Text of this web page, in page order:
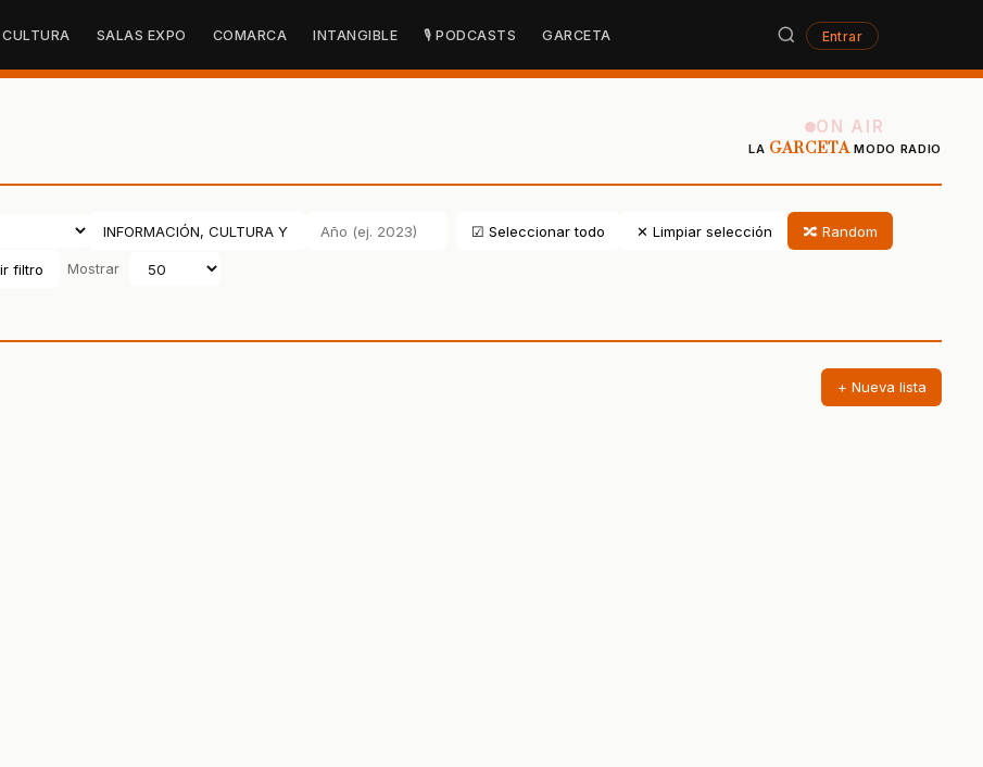
CULTURA SALAS EXPO COMARCA INTANGIBLE 🎙 PODCASTS GARCETA Entrar
ON AIR
LA GARCETAMODO RADIO
☑ Seleccionar todo ✕ Limpiar selección 🔀 Random
filtro Mostrar
+ Nueva lista